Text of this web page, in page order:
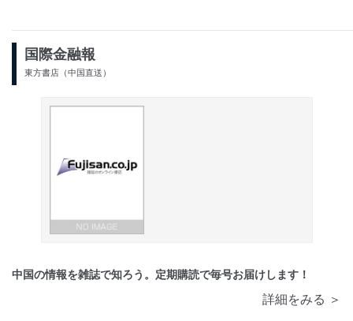
国際金融報
東方書店（中国直送）
中国の情報を雑誌で知ろう。定期購読で毎号お届けします！
詳細をみる ＞